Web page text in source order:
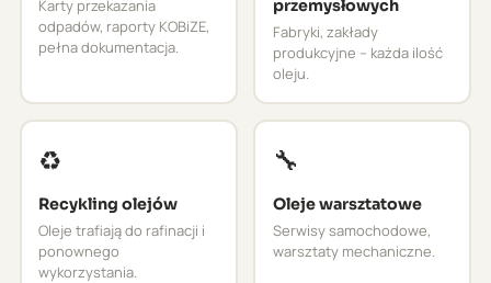
Karty przekazania
odpadów, raporty KOBiZE,
pełna dokumentacja.
przemysłowych
Fabryki, zakłady
produkcyjne – każda ilość
oleju.
♻️
Recykling olejów
Oleje trafiają do rafinacji i
ponownego
wykorzystania.
🔧
Oleje warsztatowe
Serwisy samochodowe,
warsztaty mechaniczne.